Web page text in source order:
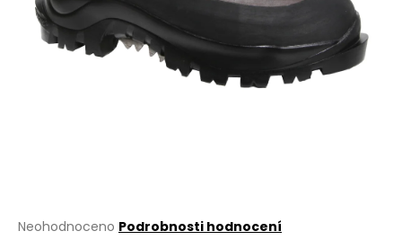
Průměrné
Neohodnoceno Podrobnosti hodnocení